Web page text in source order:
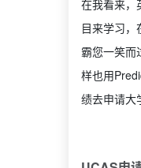
在我看来，
目来学习
霸您一笑而
样也用
绩去申请大